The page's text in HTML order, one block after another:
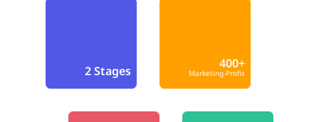
2 Stages 400+
Marketing-Profis